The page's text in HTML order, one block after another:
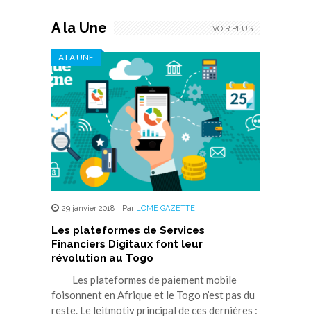
A la Une
A LA UNE
29 janvier 2018 , Par LOME GAZETTE
Les plateformes de Services
Financiers Digitaux font leur
révolution au Togo
Les plateformes de paiement mobile
foisonnent en Afrique et le Togo n’est pas du
reste. Le leitmotiv principal de ces dernières :
VOIR PLUS